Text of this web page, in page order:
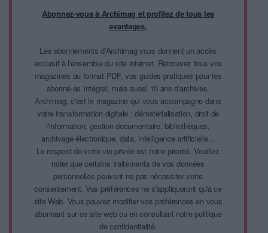
Abonnez-vous à Archimag et profitez de tous les
avantages.
Les abonnements d'Archimag vous donnent un accès
exclusif à l'ensemble du site internet. Retrouvez tous vos
magazines au format PDF, vos guides pratiques pour les
abonné·es Intégral, mais aussi 10 ans d'archives.
Archimag, c'est le magazine qui vous accompagne dans
votre transformation digitale : dématérialisation, droit de
l'information, gestion documentaire, bibliothèques,
archivage électronique, data, intelligence artificielle...
Le respect de votre vie privée est notre priorité. Veuillez
noter que certains traitements de vos données
personnelles peuvent ne pas nécessiter votre
consentement. Vos préférences ne s'appliqueront qu'à ce
site Web. Vous pouvez modifier vos préférences en vous
abonnant sur ce site web ou en consultant notre politique
de confidentialité.